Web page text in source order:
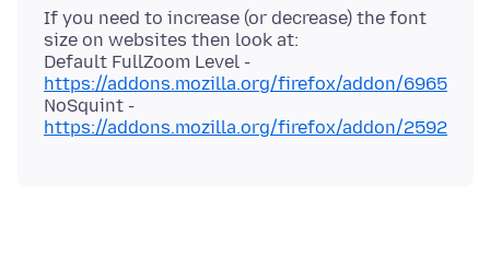
If you need to increase (or decrease) the font
size on websites then look at:
Default FullZoom Level -
https://addons.mozilla.org/firefox/addon/6965
NoSquint -
https://addons.mozilla.org/firefox/addon/2592